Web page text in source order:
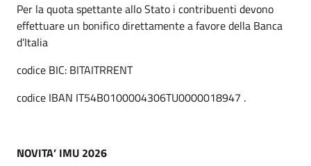
Per la quota spettante allo Stato i contribuenti devono
effettuare un bonifico direttamente a favore della Banca
d’Italia
codice BIC: BITAITRRENT
codice IBAN IT54B0100004306TU0000018947 .
NOVITA’ IMU 2026